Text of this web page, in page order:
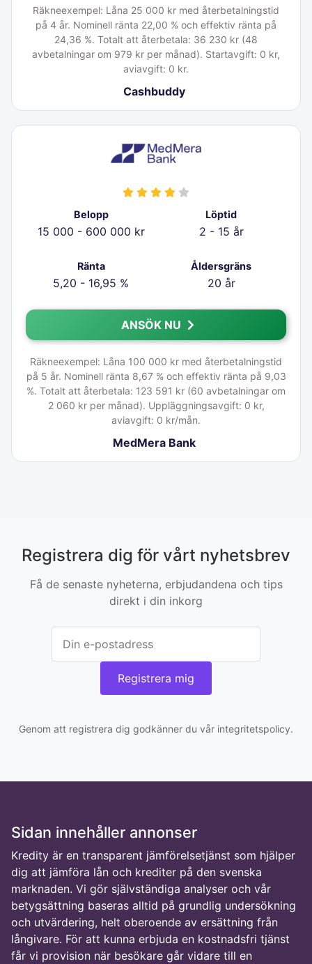
Räkneexempel: Låna 25 000 kr med återbetalningstid
på 4 år. Nominell ränta 22,00 % och effektiv ränta på
24,36 %. Totalt att återbetala: 36 230 kr (48
avbetalningar om 979 kr per månad). Startavgift: 0 kr,
aviavgift: 0 kr.
Cashbuddy
Belopp
15 000 - 600 000 kr
Löptid
2 - 15 år
Ränta
5,20 - 16,95 %
Åldersgräns
20 år
ANSÖK NU
Räkneexempel: Låna 100 000 kr med återbetalningstid
på 5 år. Nominell ränta 8,67 % och effektiv ränta på 9,03
%. Totalt att återbetala: 123 591 kr (60 avbetalningar om
2 060 kr per månad). Uppläggningsavgift: 0 kr,
aviavgift: 0 kr/mån.
MedMera Bank
Registrera dig för vårt nyhetsbrev
Få de senaste nyheterna, erbjudandena och tips
direkt i din inkorg
Registrera mig
Genom att registrera dig godkänner du vår integritetspolicy.
Sidan innehåller annonser
Kredity är en transparent jämförelsetjänst som hjälper
dig att jämföra lån och krediter på den svenska
marknaden. Vi gör självständiga analyser och vår
betygsättning baseras alltid på grundlig undersökning
och utvärdering, helt oberoende av ersättning från
långivare. För att kunna erbjuda en kostnadsfri tjänst
får vi provision när besökare går vidare till en